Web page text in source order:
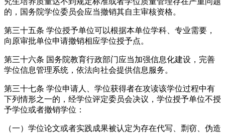
的，国务院学位委员会应当撤销其自主审核资格。
第三十五条 学位授予单位可以根据本单位学科、专业需要，
向原审批单位申请撤销相应学位授予点。
第三十六条 国务院教育行政部门应当加强信息化建设，完善
学位信息管理系统，依法向社会提供信息服务。
第三十七条 学位申请人、学位获得者在攻读该学位过程中有
下列情形之一的，经学位评定委员会决议，学位授予单位不授
予学位或者撤销学位：
（一）学位论文或者实践成果被认定为存在代写、剽窃、伪造